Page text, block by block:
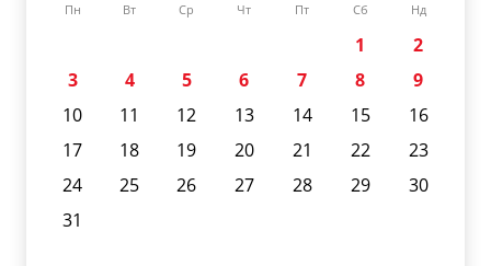
Пн Вт Ср Чт Пт Сб Нд
1
2
3
4 5 6 7 8
9
10
11 12 13 14 15
16
17
18 19 20 21 22
23
24
25 26 27 28 29
30
31